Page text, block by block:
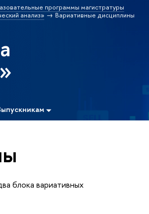
программы магистратуры
анализ» Вариативные дисциплины
блока вариативных